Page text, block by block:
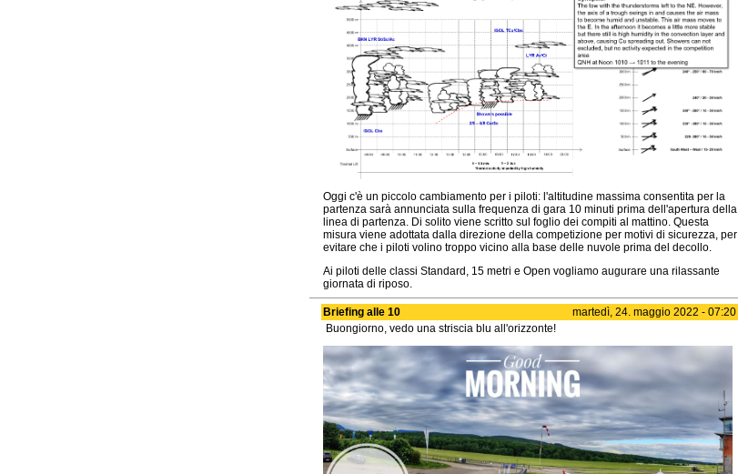
Oggi c'è un piccolo cambiamento per i piloti: l'altitudine massima consentita per la
partenza sarà annunciata sulla frequenza di gara 10 minuti prima dell'apertura della
linea di partenza. Di solito viene scritto sul foglio dei compiti al mattino. Questa
misura viene adottata dalla direzione della competizione per motivi di sicurezza, per
evitare che i piloti volino troppo vicino alla base delle nuvole prima del decollo.
Ai piloti delle classi Standard, 15 metri e Open vogliamo augurare una rilassante
giornata di riposo.
Briefing alle 10
martedì, 24. maggio 2022 - 07:20
Buongiorno, vedo una striscia blu all'orizzonte!